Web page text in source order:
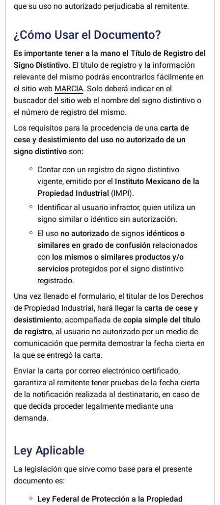
que su uso no autorizado perjudicaba al remitente.
¿Cómo Usar el Documento?
Es importante tener a la mano el Título de Registro del
Signo Distintivo. El título de registro y la información
relevante del mismo podrás encontrarlos fácilmente en
el sitio web MARCIA. Solo deberá indicar en el
buscador del sitio web el nombre del signo distintivo o
el número de registro del mismo.
Los requisitos para la procedencia de unacarta de
cese y desistimiento del uso no autorizado de un
signo distintivoson:
Contar con un registro de signo distintivo
vigente, emitido por el Instituto Mexicano de la
Propiedad Industrial (IMPI).
Identificar al usuario infractor, quien utiliza un
signo similar o idéntico sin autorización.
El uso no autorizado de signos idénticoso
similares en grado de confusión relacionados
con los mismos o similares productos y/o
servicios protegidos por el signo distintivo
registrado.
Una vez llenado el formulario, el titular de los Derechos
de Propiedad Industrial, hará llegar lacarta de cese y
desistimiento, acompañada decopia simple del título
de registro, al usuario no autorizado por un medio de
comunicación que permita demostrar la fecha cierta en
la que se entregó la carta.
Enviar la carta por correo electrónico certificado,
garantiza al remitente tener pruebas de la fecha cierta
de la notificación realizada al destinatario, en caso de
que decida proceder legalmente mediante una
demanda.
Ley Aplicable
La legislación que sirve como base para el presente
documento es:
Ley Federal de Protección a la Propiedad